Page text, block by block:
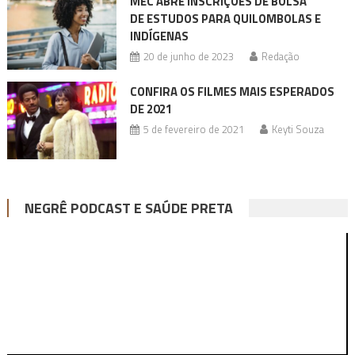
DE ESTUDOS PARA QUILOMBOLAS E
INDÍGENAS
20 de junho de 2023 Redação
CONFIRA OS FILMES MAIS ESPERADOS
DE 2021
5 de fevereiro de 2021 Keyti Souza
NEGRÊ PODCAST E SAÚDE PRETA